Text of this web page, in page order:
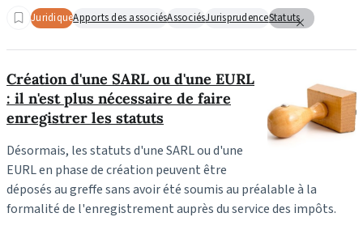
JuridiqueApports des associésAssociésJurisprudenceStatuts
Création d'une SARL ou d'une EURL
: il n'est plus nécessaire de faire
enregistrer les statuts
Désormais, les statuts d'une SARL ou d'une
EURL en phase de création peuvent être
déposés au greffe sans avoir été soumis au préalable à la
formalité de l'enregistrement auprès du service des impôts.